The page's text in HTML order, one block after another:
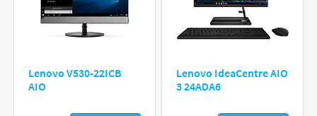
Lenovo V530-22ICB
AIO
Lenovo IdeaCentre AIO
3 24ADA6